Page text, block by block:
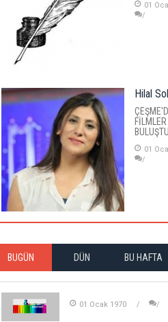
01
Hilal
BULUŞTU
01
BUGÜN DÜN BU HAFTA
01 Ocak 1970